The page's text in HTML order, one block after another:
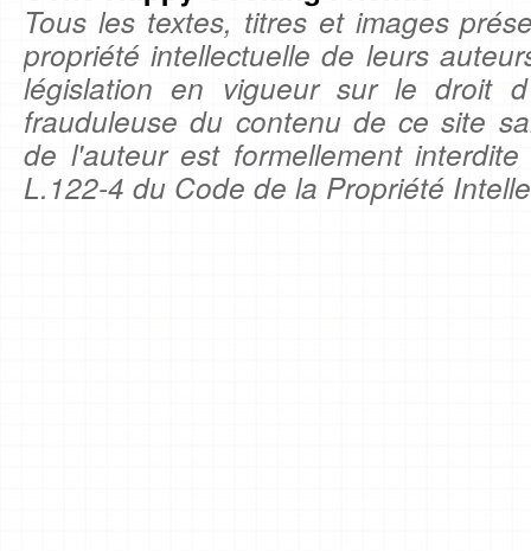
Tous les textes, titres et images
propriété intellectuelle de leurs
législation en vigueur sur le droit
frauduleuse du contenu de ce site
de l'auteur est formellement
L.122-4 du Code de la Propriété